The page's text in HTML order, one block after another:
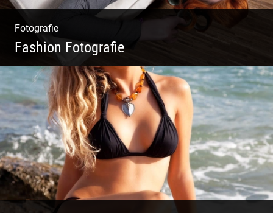
Fotografie
Fashion Fotografie
Mode|Menschen|Magazin